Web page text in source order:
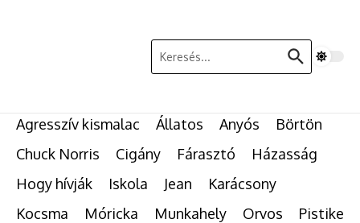
Keresés:
Agresszív kismalac Állatos Anyós
Börtön
Chuck Norris
Cigány Fárasztó
Házasság
Hogy hívják
Iskola Jean
Karácsony
Kocsma
Móricka Munkahely Orvos
Pistike